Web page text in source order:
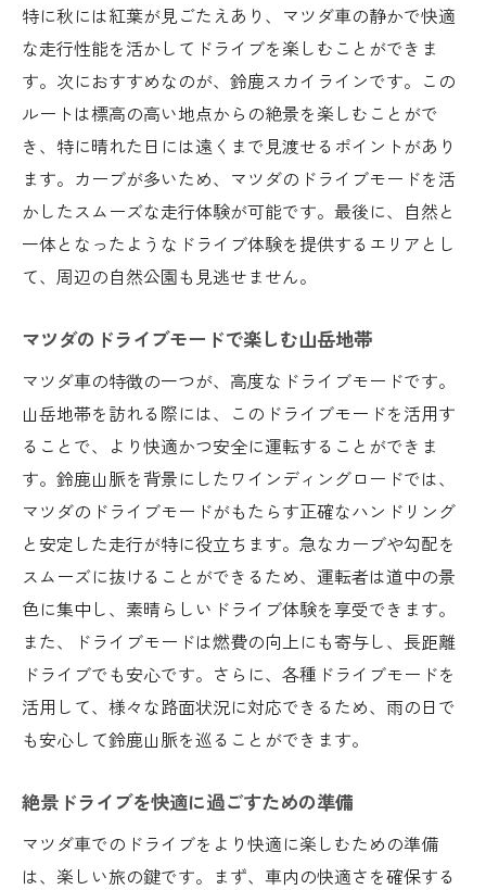
特に秋には紅葉が見ごたえあり、マツダ車の静かで快適
な走行性能を活かしてドライブを楽しむことができま
す。次におすすめなのが、鈴鹿スカイラインです。この
ルートは標高の高い地点からの絶景を楽しむことがで
き、特に晴れた日には遠くまで見渡せるポイントがあり
ます。カーブが多いため、マツダのドライブモードを活
かしたスムーズな走行体験が可能です。最後に、自然と
一体となったようなドライブ体験を提供するエリアとし
て、周辺の自然公園も見逃せません。
マツダのドライブモードで楽しむ山岳地帯
マツダ車の特徴の一つが、高度なドライブモードです。
山岳地帯を訪れる際には、このドライブモードを活用す
ることで、より快適かつ安全に運転することができま
す。鈴鹿山脈を背景にしたワインディングロードでは、
マツダのドライブモードがもたらす正確なハンドリング
と安定した走行が特に役立ちます。急なカーブや勾配を
スムーズに抜けることができるため、運転者は道中の景
色に集中し、素晴らしいドライブ体験を享受できます。
また、ドライブモードは燃費の向上にも寄与し、長距離
ドライブでも安心です。さらに、各種ドライブモードを
活用して、様々な路面状況に対応できるため、雨の日で
も安心して鈴鹿山脈を巡ることができます。
絶景ドライブを快適に過ごすための準備
マツダ車でのドライブをより快適に楽しむための準備
は、楽しい旅の鍵です。まず、車内の快適さを確保する